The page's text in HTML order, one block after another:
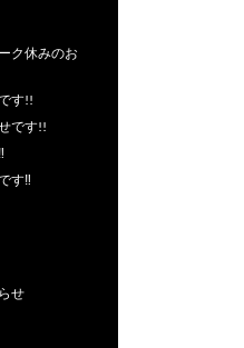
ク休みのお
す!!
です!!
す‼︎
せ